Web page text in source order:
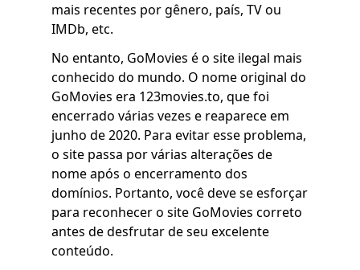
mais recentes por gênero, país, TV ou
IMDb, etc.
No entanto, GoMovies é o site ilegal mais
conhecido do mundo. O nome original do
GoMovies era 123movies.to, que foi
encerrado várias vezes e reaparece em
junho de 2020. Para evitar esse problema,
o site passa por várias alterações de
nome após o encerramento dos
domínios. Portanto, você deve se esforçar
para reconhecer o site GoMovies correto
antes de desfrutar de seu excelente
conteúdo.